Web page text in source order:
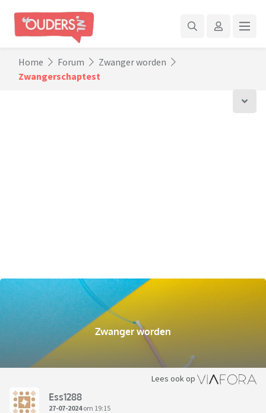
Home Forum
Zwanger worden
Zwangerschaptest
Zwanger worden
Lees ook op
Ess1288
27-07-2024om 19:15